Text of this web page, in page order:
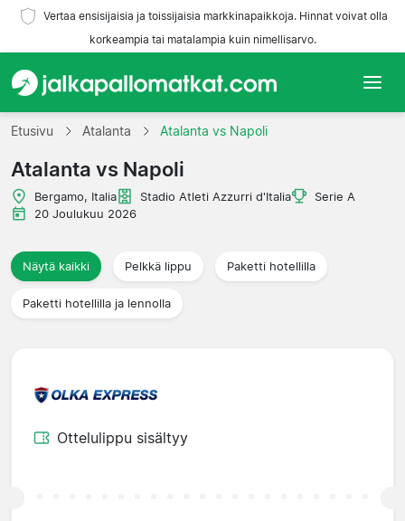
Vertaa ensisijaisia ja toissijaisia markkinapaikkoja. Hinnat voivat olla
korkeampia tai matalampia kuin nimellisarvo.
Etusivu
Joukkueet
Liigat
Matkatoimistoja
Etusivu Atalanta Atalanta vs Napoli
Atalanta vs Napoli
Bergamo, Italia Stadio Atleti Azzurri d'Italia
Serie A
20 Joulukuu 2026
Näytä kaikki Pelkkä lippu Paketti hotellilla
Paketti hotellilla ja lennolla
Ottelulippu sisältyy